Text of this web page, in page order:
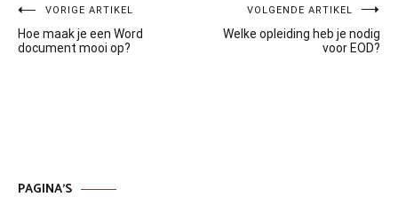
Bericht
navigatie
VORIGE ARTIKEL
Hoe maak je een Word
document mooi op?
VOLGENDE ARTIKEL
Welke opleiding heb je nodig
voor EOD?
PAGINA’S